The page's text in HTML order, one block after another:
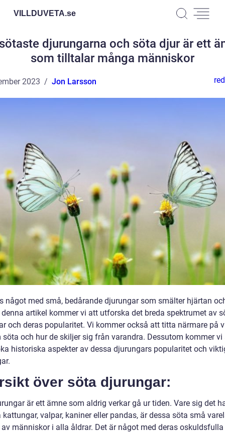
VILLDUVETA.se
djurungarna och söta djur är ett
som tilltalar många människor
2023 Jon Larsson
något med små, bedårande djurungar som smälter hjärtan
artikel kommer vi att utforska det breda spektrumet av
och deras popularitet. Vi kommer också att titta närmare på
söta och hur de skiljer sig från varandra. Dessutom kommer vi
historiska aspekter av dessa djurungars popularitet och
över söta djurungar:
är ett ämne som aldrig verkar gå ur tiden. Vare sig det
valpar, kaniner eller pandas, är dessa söta små
människor i alla åldrar. Det är något med deras oskuldsfulla